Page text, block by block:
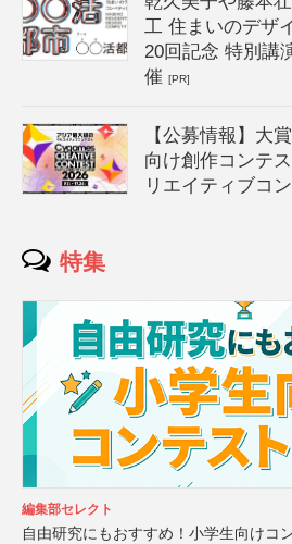
工 住まいのデザ
20回記念 特別講
催[PR]
【公募情報】大
向け創作コンテ
リエイティブコ
特集
編集部セレクト
自由研究にもおすすめ！小学生向けコ